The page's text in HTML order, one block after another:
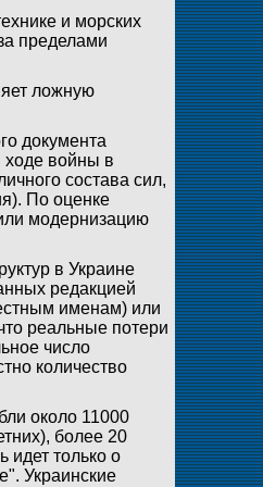
и морских
пределами
ложную
документа
ходе войны в
состава сил,
По оценке
модернизацию
в Украине
редакцией
именам) или
реальные потери
число
количество
около 11000
более 20
идет только о
Украинские